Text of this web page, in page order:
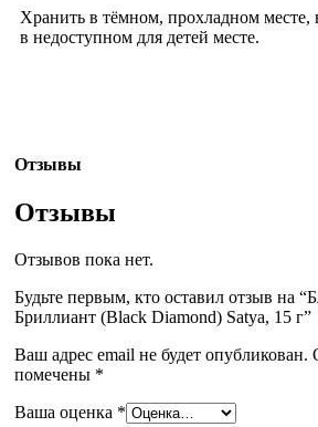
Хранить в тёмном, прохладном месте,
в недоступном для детей месте.
Отзывы
Отзывы
Отзывов пока нет.
Будьте первым, кто оставил отзыв на
Бриллиант (Black Diamond) Satya, 15 г”
Ваш адрес email не будет опубликован.
помечены *
Ваша оценка *